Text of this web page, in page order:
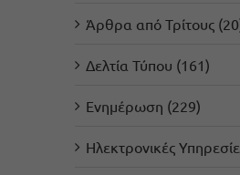
Άρθρα από Τρίτους
Δελτία Τύπου (161)
Ενημέρωση (229)
Ηλεκτρονικές